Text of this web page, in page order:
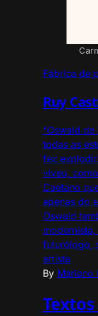
Fábrica de
Ruy
“Oswald
todas as
fez
viveu,
Caetano
apenas do
Oswald
futurólogo,
artista
By Mariano